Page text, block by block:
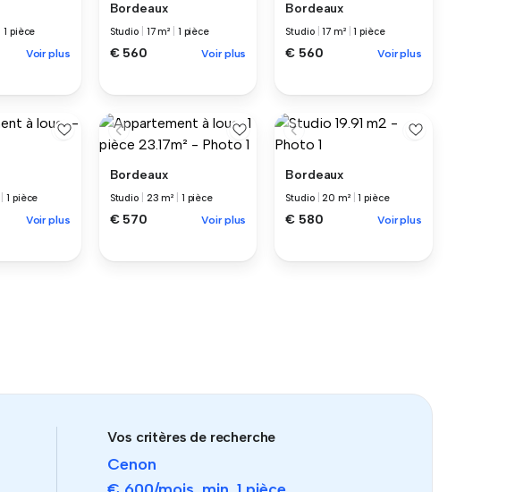
|1 pièce
Voir plus
Bordeaux
Studio 17 m² 1 pièce
€ 560 Voir plus
Bordeaux
Studio |17 m² |1 pièce
€ 560 Voir plus
|1 pièce
Voir plus
Bordeaux
Studio 23 m² 1 pièce
€ 570 Voir plus
Bordeaux
Studio |20 m² |1 pièce
€ 580 Voir plus
Vos critères de recherche
Cenon